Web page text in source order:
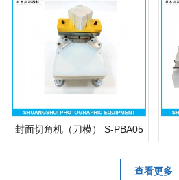
封面切角机（刀模） S-PBA05
查看更多